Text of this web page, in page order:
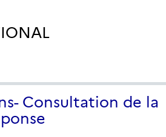
Consultation de la